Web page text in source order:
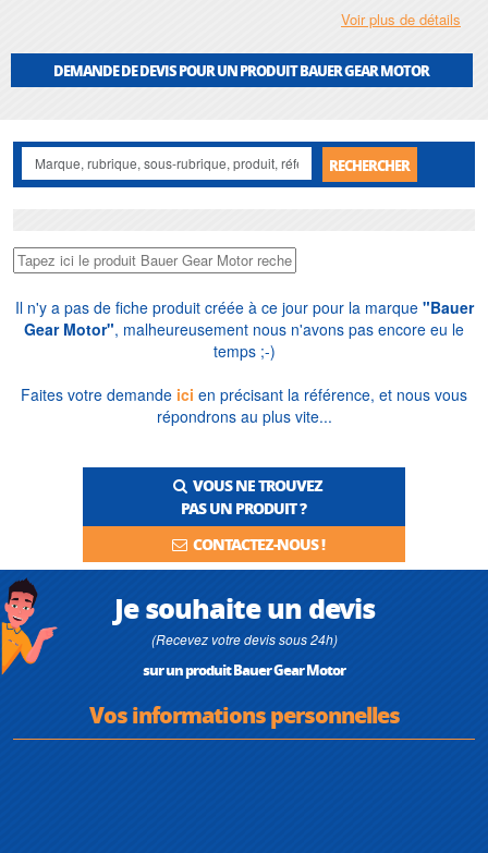
Depuis 1976, soit près de cinquante ans, nous accompagnons les industriels
motoréducteursBauer Gear Motor. Vente France et export, stock des
références essentielles, dépannage rapide sur site en Île-de-France,
Voir plus de détails
DEMANDE DE DEVIS POUR UN PRODUIT BAUER GEAR MOTOR
RECHERCHER
Il n'y a pas de fiche produit créée à ce jour pour la marque "Bauer
Gear Motor", malheureusement nous n'avons pas encore eu le
temps ;-)
Faites votre demande ici en précisant la référence, et nous vous
répondrons au plus vite...
VOUS NE TROUVEZ
PAS UN PRODUIT ?
CONTACTEZ-NOUS !
Je souhaite un devis
(Recevez votre devis sous 24h)
sur un produit Bauer Gear Motor
Vos informations personnelles